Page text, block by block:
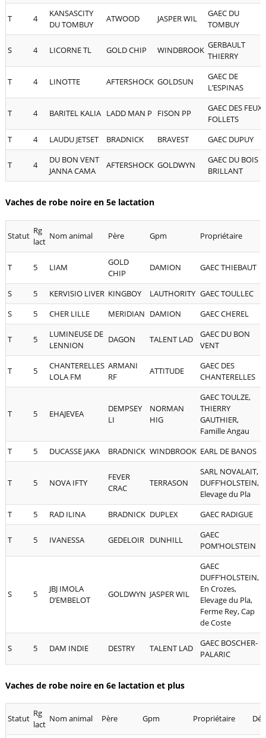
T 4
KANSASCITY
DU TOMBUY
ATWOOD JASPER WIL
GAEC DU
TOMBUY
S 4 LICORNE TL GOLD CHIP WINDBROOK GERBAULT
THIERRY
T 4 LINOTTE AFTERSHOCK GOLDSUN
GAEC DE
L’ESPINAS
T 4 BARITEL KALIA LADD MAN P FISON PP
GAEC DES FEUX
FOLLETS
T
4 LAUDU JETSET BRADNICK BRAVEST GAEC DUPUY
T 4
DU BON VENT
JANNA CAMA
AFTERSHOCK GOLDWYN
GAEC DU BOIS
BRILLANT
Vaches de robe noire en 5e lactation
Statut Rg
lact
Nom animal Père Gpm Propriétaire
T 5 LIAM
GOLD
CHIP
DAMION GAEC THIEBAUT
S 5 KERVISIO LIVER KINGBOY LAUTHORITY GAEC TOULLEC
S
5 CHER LILLE MERIDIAN DAMION GAEC CHEREL
T 5
LUMINEUSE DE
LENNION
DAGON TALENT LAD
GAEC DU BON
VENT
T 5
CHANTERELLES
LOLA FM
ARMANI
RF
ATTITUDE
GAEC DES
CHANTERELLES
T 5 EHAJEVEA
DEMPSEY
LI
NORMAN
HIG
GAEC TOULZE,
THIERRY
GAUTHIER,
Famille Angau
T 5 DUCASSE JAKA BRADNICK WINDBROOK EARL DE BANOS
T 5 NOVA IFTY
FEVER
CRAC
TERRASON
SARL NOVALAIT,
DUFF’HOLSTEIN,
Elevage du Pla
T 5 RAD ILINA BRADNICK DUPLEX GAEC RADIGUE
T 5 IVANESSA GEDELOIR DUNHILL
GAEC
POM’HOLSTEIN
S 5
JBJ IMOLA
D’EMBELOT
GOLDWYN JASPER WIL
GAEC
DUFF’HOLSTEIN,
En Crozes,
Elevage du Pla,
Ferme Rey, Cap
de Coste
S 5 DAM INDIE DESTRY TALENT LAD
GAEC BOSCHER-
PALARIC
Vaches de robe noire en 6e lactation et plus
Statut Rg
lact
Nom animal Père Gpm Propriétaire Dép